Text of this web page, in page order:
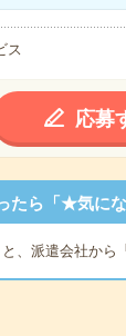
ス
応募
たら「★気に
、派遣会社から